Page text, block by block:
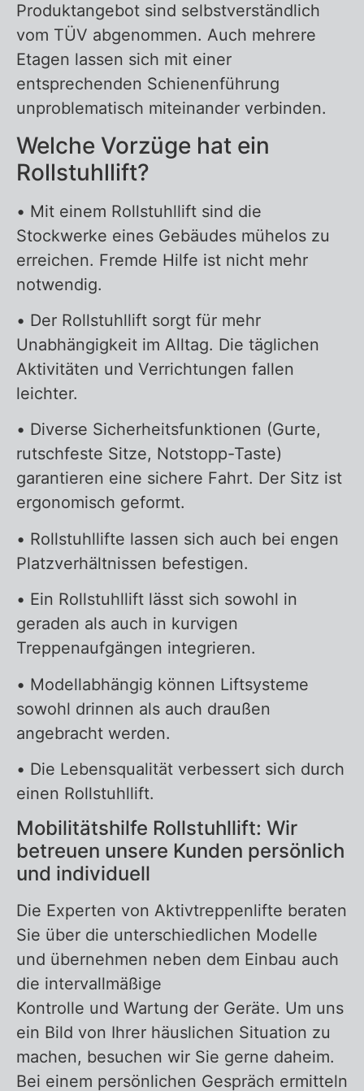
Produktangebot sind selbstverständlich
vom TÜV abgenommen. Auch mehrere
Etagen lassen sich mit einer
entsprechenden Schienenführung
unproblematisch miteinander verbinden.
Welche Vorzüge hat ein
Rollstuhllift?
• Mit einem Rollstuhllift sind die
Stockwerke eines Gebäudes mühelos zu
erreichen. Fremde Hilfe ist nicht mehr
notwendig.
• Der Rollstuhllift sorgt für mehr
Unabhängigkeit im Alltag. Die täglichen
Aktivitäten und Verrichtungen fallen
leichter.
• Diverse Sicherheitsfunktionen (Gurte,
rutschfeste Sitze, Notstopp-Taste)
garantieren eine sichere Fahrt. Der Sitz ist
ergonomisch geformt.
• Rollstuhllifte lassen sich auch bei engen
Platzverhältnissen befestigen.
• Ein Rollstuhllift lässt sich sowohl in
geraden als auch in kurvigen
Treppenaufgängen integrieren.
• Modellabhängig können Liftsysteme
sowohl drinnen als auch draußen
angebracht werden.
• Die Lebensqualität verbessert sich durch
einen Rollstuhllift.
Mobilitätshilfe Rollstuhllift: Wir
betreuen unsere Kunden persönlich
und individuell
Die Experten von Aktivtreppenlifte beraten
Sie über die unterschiedlichen Modelle
und übernehmen neben dem Einbau auch
die intervallmäßige
Kontrolle und Wartung der Geräte. Um uns
ein Bild von Ihrer häuslichen Situation zu
machen, besuchen wir Sie gerne daheim.
Bei einem persönlichen Gespräch ermitteln